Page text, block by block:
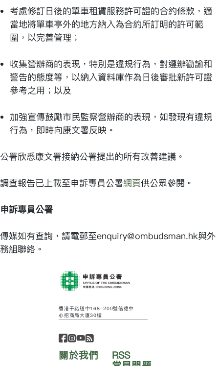
考慮修訂日後的單車租賃服務許可證的合約條款，適
當地將單車亭外的地方納入為合約所訂明的許可範
圍，以完善管理；
收集營辦商的表現，特別是違規行為，對遵辦勸諭和
警告的態度等，以納入資料庫作為日後審批新許可證
參考之用；以及
加強宣傳鼓勵市民監察營辦商的表現，如發現有違規
行為，即時向康文署反映。
公署欣悉康文署接納公署提出的所有改善建議。
調查報告已上載至申訴專員公署網頁供公眾參閱。
申訴專員公署
傳媒如有查詢，請電郵至enquiry@ombudsman.hk與外
務組聯絡。
香港干諾道中168-200號信德中
心招商局大廈30樓
關於我們 RSS